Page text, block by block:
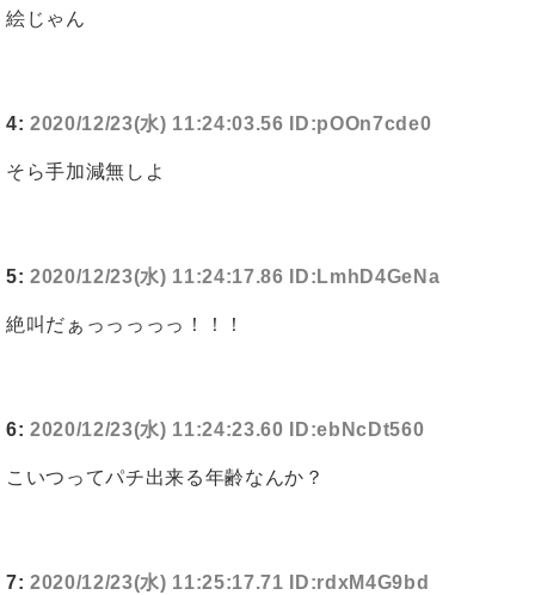
絵じゃん
4: 2020/12/23(水) 11:24:03.56 ID:pOOn7cde0
そら手加減無しよ
5: 2020/12/23(水) 11:24:17.86 ID:LmhD4GeNa
絶叫だぁっっっっっ！！！
6: 2020/12/23(水) 11:24:23.60 ID:ebNcDt560
こいつってパチ出来る年齢なんか？
7: 2020/12/23(水) 11:25:17.71 ID:rdxM4G9bd